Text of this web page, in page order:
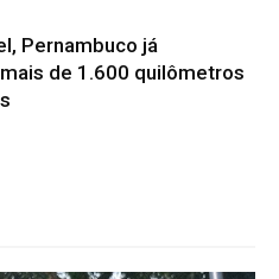
Pernambuco já
de 1.600 quilômetros